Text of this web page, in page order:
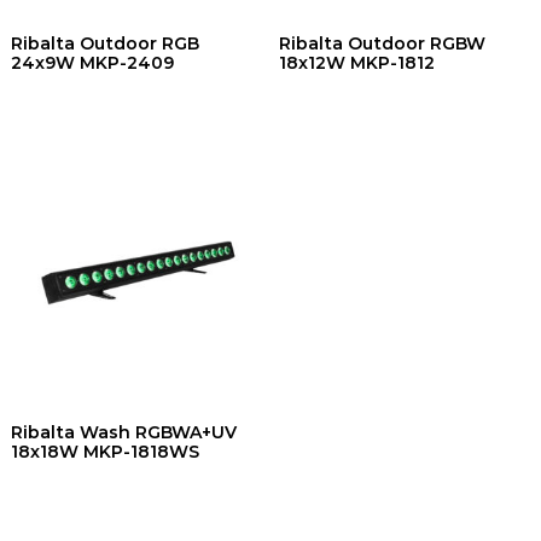
Ribalta Outdoor RGB
24x9W MKP-2409
Ribalta Outdoor RGBW
18x12W MKP-1812
Ribalta Wash RGBWA+UV
18x18W MKP-1818WS